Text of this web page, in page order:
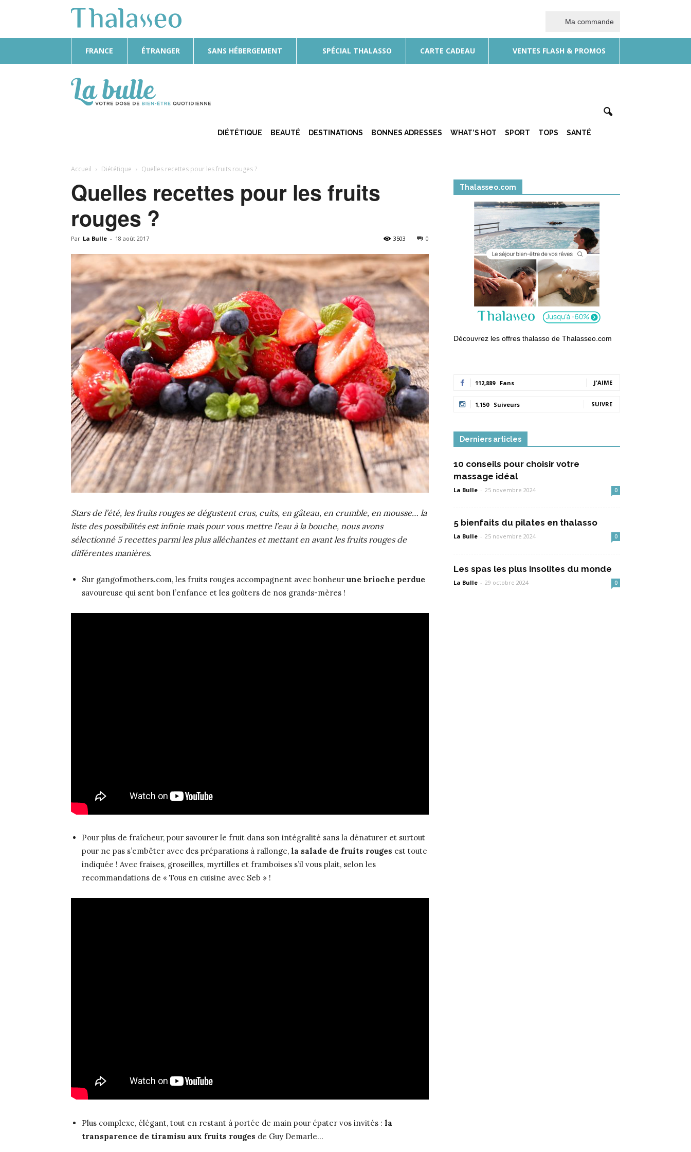
Ma commande
FRANCE ÉTRANGER SANS HÉBERGEMENT SPÉCIAL THALASSO CARTE CADEAU VENTES FLASH & PROMOS
Bulle
DIÉTÉTIQUE BEAUTÉ DESTINATIONS BONNES ADRESSES WHAT’S HOT SPORT TOPS SANTÉ
Accueil Diététique Quelles recettes pour les fruits rouges ?
Quelles recettes pour les fruits
rouges ?
Par La Bulle - 18 août 2017 0
3503
Stars de l’été, les fruits rouges se dégustent crus, cuits, en gâteau, en crumble, en mousse… la
liste des possibilités est infinie mais pour vous mettre l’eau à la bouche, nous avons
sélectionné 5 recettes parmi les plus alléchantes et mettant en avant les fruits rouges de
différentes manières.
Sur gangofmothers.com, les fruits rouges accompagnent avec bonheur une brioche perdue
savoureuse qui sent bon l’enfance et les goûters de nos grands-mères !
Pour plus de fraîcheur, pour savourer le fruit dans son intégralité sans la dénaturer et surtout
pour ne pas s’embêter avec des préparations à rallonge, la salade de fruits rouges est toute
indiquée ! Avec fraises, groseilles, myrtilles et framboises s’il vous plait, selon les
recommandations de « Tous en cuisine avec Seb » !
Plus complexe, élégant, tout en restant à portée de main pour épater vos invités : la
transparence de tiramisu aux fruits rouges de Guy Demarle…
Thalasseo.com
Découvrez les offres thalasso de Thalasseo.com
112,889 Fans J'AIME
1,150 Suiveurs SUIVRE
Derniers articles
10 conseils pour choisir votre
massage idéal
La Bulle - 25 novembre 2024 0
5 bienfaits du pilates en thalasso
La Bulle - 25 novembre 2024 0
Les spas les plus insolites du monde
La Bulle - 29 octobre 2024 0